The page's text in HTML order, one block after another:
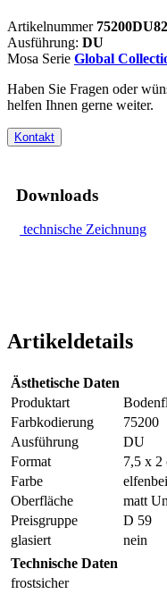
Artikelnummer 75200DU82
Ausführung: DU
Mosa Serie Global
Haben Sie Fragen oder
helfen Ihnen gerne weiter.
Kontakt
Downloads
technische Zeichnung
Artikeldetails
Ästhetische Daten
Produktart
Farbkodierung
75200
Ausführung
DU
Format
7,5 x 2
Farbe
Oberfläche
matt
Preisgruppe
D 59
glasiert
nein
Technische Daten
frostsicher